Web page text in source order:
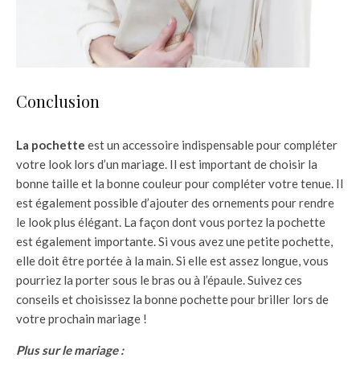
Conclusion
La pochette est un accessoire indispensable pour compléter
votre look lors d’un mariage. Il est important de choisir la
bonne taille et la bonne couleur pour compléter votre tenue. Il
est également possible d’ajouter des ornements pour rendre
le look plus élégant. La façon dont vous portez la pochette
est également importante. Si vous avez une petite pochette,
elle doit être portée à la main. Si elle est assez longue, vous
pourriez la porter sous le bras ou à l’épaule. Suivez ces
conseils et choisissez la bonne pochette pour briller lors de
votre prochain mariage !
Plus sur le mariage :